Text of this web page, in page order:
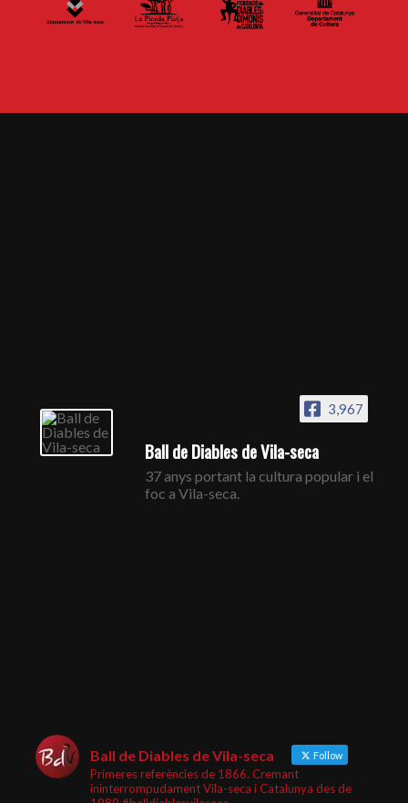
3,967
Ball de Diables de Vila-seca
37 anys portant la cultura popular i el
foc a Vila-seca.
Ball de Diables de Vila-seca Follow
Primeres referències de 1866. Cremant
ininterrompudament Vila-seca i Catalunya des de